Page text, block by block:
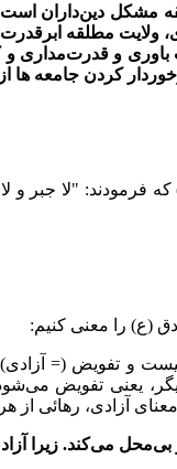
مشکل دین‌داران
ولایت مطلقه
و قدرت‌مداری و
کردن جامعه ها از
فرمودند: "لا جبر و
یعنی تفویض
آزادی، رهائی از
بی‌محل می‌کند.